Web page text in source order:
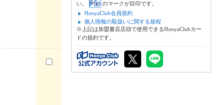
い。
のマークが目印です。
HonyaClub会員規約
個人情報の取扱いに関する規程
※上記は加盟書店店頭で使用できるHonyaClubカー
ドの規約です。